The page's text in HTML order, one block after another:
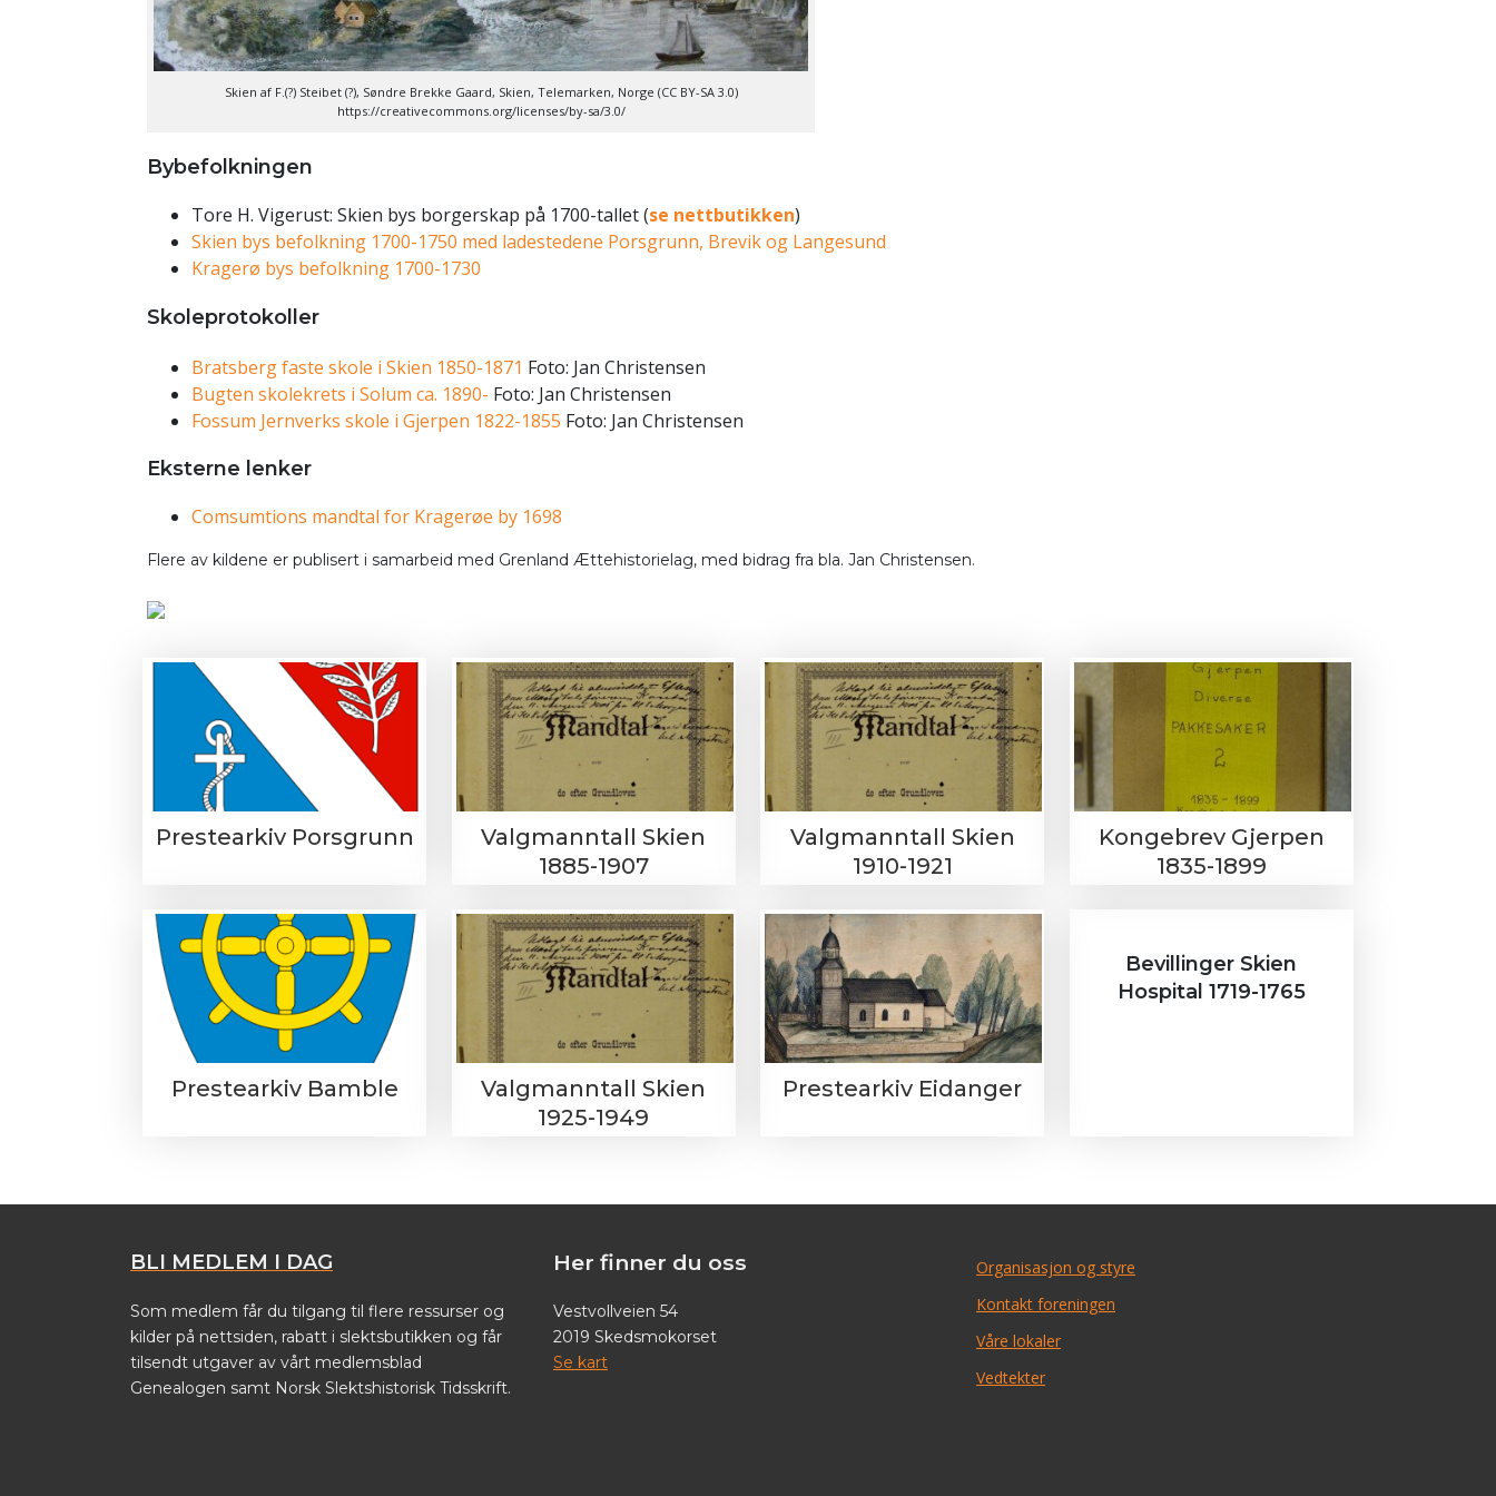
Skien af F.(?) Steibet (?), Søndre Brekke Gaard, Skien, Telemarken, Norge (CC BY-SA 3.0)
https://creativecommons.org/licenses/by-sa/3.0/
Bybefolkningen
Tore H. Vigerust: Skien bys borgerskap på 1700-tallet (se nettbutikken)
Skien bys befolkning 1700-1750 med ladestedene Porsgrunn, Brevik og Langesund
Kragerø bys befolkning 1700-1730
Skoleprotokoller
Bratsberg faste skole i Skien 1850-1871 Foto: Jan Christensen
Bugten skolekrets i Solum ca. 1890- Foto: Jan Christensen
Fossum Jernverks skole i Gjerpen 1822-1855 Foto: Jan Christensen
Eksterne lenker
Comsumtions mandtal for Kragerøe by 1698
Flere av kildene er publisert i samarbeid med Grenland Ættehistorielag, med bidrag fra bla. Jan Christensen.
Prestearkiv Porsgrunn
Valgmanntall Skien
1885-1907
Valgmanntall Skien
1910-1921
Kongebrev Gjerpen
1835-1899
Prestearkiv Bamble
Valgmanntall Skien
1925-1949
Prestearkiv Eidanger
Bevillinger Skien
Hospital 1719-1765
BLI MEDLEM I DAG
Som medlem får du tilgang til flere ressurser og
kilder på nettsiden, rabatt i slektsbutikken og får
tilsendt utgaver av vårt medlemsblad
Genealogen samt Norsk Slektshistorisk Tidsskrift.
Her finner du oss
Vestvollveien 54
2019 Skedsmokorset
Se kart
Organisasjon og styre
Kontakt foreningen
Våre lokaler
Vedtekter